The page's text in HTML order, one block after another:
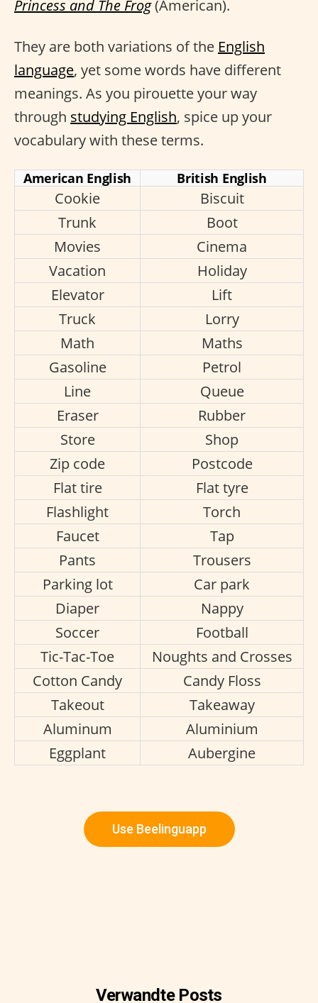
Princess and The Frog(American).
They are both variations of the English
language, yet some words have different
meanings. As you pirouette your way
through studying English, spice up your
vocabulary with these terms.
American English British English
Cookie
Biscuit
Trunk
Boot
Movies
Cinema
Vacation
Holiday
Elevator
Lift
Truck
Lorry
Math
Maths
Gasoline
Petrol
Line
Queue
Eraser
Rubber
Store
Shop
Zip code
Postcode
Flat tire
Flat tyre
Flashlight
Torch
Faucet
Tap
Pants
Trousers
Parking lot
Car park
Diaper
Nappy
Soccer
Football
Tic-Tac-Toe
Noughts and Crosses
Cotton Candy
Candy Floss
Takeout
Takeaway
Aluminum
Aluminium
Eggplant
Aubergine
Use Beelinguapp
Verwandte Posts